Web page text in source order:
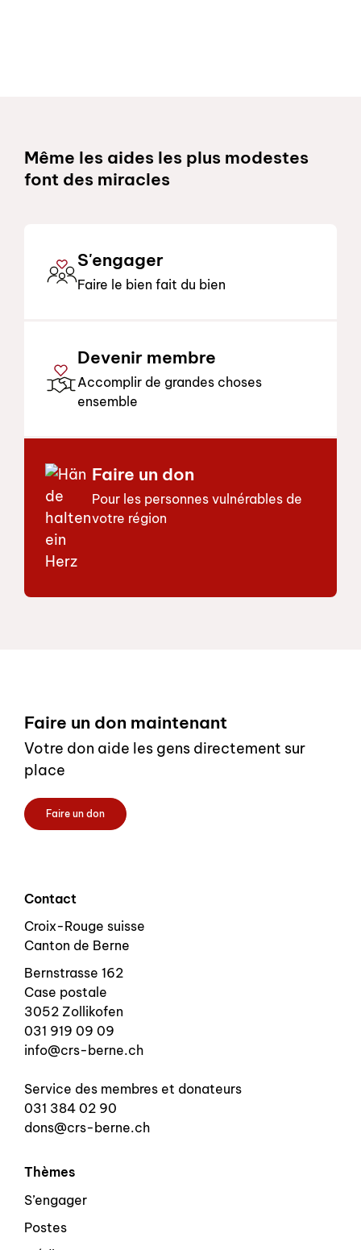
Même les aides les plus modestes
font des miracles
S'engager
Faire le bien fait du bien
Devenir membre
Accomplir de grandes choses
ensemble
Faire un don
Pour les personnes vulnérables de
votre région
Faire un don maintenant
Votre don aide les gens directement sur
place
Faire un don
Contact
Croix-Rouge suisse
Canton de Berne
Bernstrasse 162
Case postale
3052 Zollikofen
031 919 09 09
info@crs-berne.ch
Service des membres et donateurs
031 384 02 90
dons@crs-berne.ch
Thèmes
S’engager
Postes